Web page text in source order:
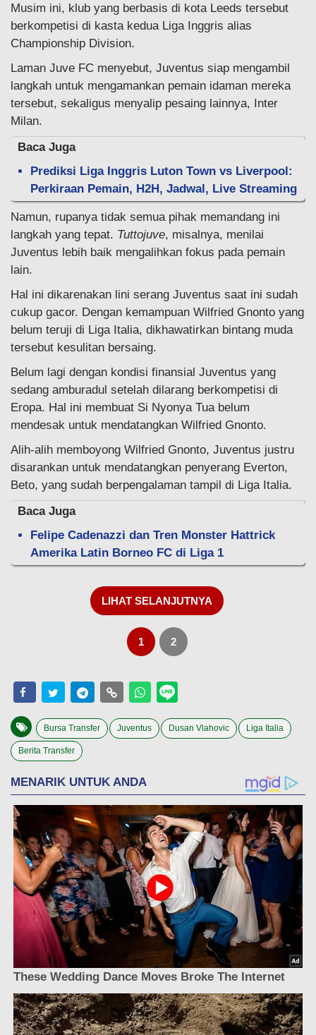
Musim ini, klub yang berbasis di kota Leeds tersebut
berkompetisi di kasta kedua Liga Inggris alias
Championship Division.
Laman Juve FC menyebut, Juventus siap mengambil
langkah untuk mengamankan pemain idaman mereka
tersebut, sekaligus menyalip pesaing lainnya, Inter
Milan.
Baca Juga
Prediksi Liga Inggris Luton Town vs Liverpool:
Perkiraan Pemain, H2H, Jadwal, Live Streaming
Namun, rupanya tidak semua pihak memandang ini
langkah yang tepat. Tuttojuve, misalnya, menilai
Juventus lebih baik mengalihkan fokus pada pemain
lain.
Hal ini dikarenakan lini serang Juventus saat ini sudah
cukup gacor. Dengan kemampuan Wilfried Gnonto yang
belum teruji di Liga Italia, dikhawatirkan bintang muda
tersebut kesulitan bersaing.
Belum lagi dengan kondisi finansial Juventus yang
sedang amburadul setelah dilarang berkompetisi di
Eropa. Hal ini membuat Si Nyonya Tua belum
mendesak untuk mendatangkan Wilfried Gnonto.
Alih-alih memboyong Wilfried Gnonto, Juventus justru
disarankan untuk mendatangkan penyerang Everton,
Beto, yang sudah berpengalaman tampil di Liga Italia.
Baca Juga
Felipe Cadenazzi dan Tren Monster Hattrick
Amerika Latin Borneo FC di Liga 1
LIHAT SELANJUTNYA
1 2
Bursa Transfer Juventus Dusan Vlahovic Liga Italia
Berita Transfer